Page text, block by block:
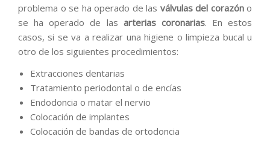
problema o se ha operado de las válvulas del corazóno
se ha operado de las arterias coronarias. En estos
casos, si se va a realizar una higiene o limpieza bucal u
otro de los siguientes procedimientos:
Extracciones dentarias
Tratamiento periodontal o de encías
Endodoncia o matar el nervio
Colocación de implantes
Colocación de bandas de ortodoncia